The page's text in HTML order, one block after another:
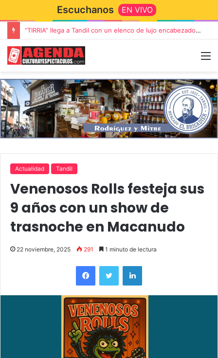
Escuchanos EN VIVO
“TIRRIA” llega a Tandil con un elenco de lujo encabezado por Capusotto, Spregelburd y Stefani
Actualidad Tandil
Venenosos Rolls festeja sus
9 años con un show de
trasnoche en Macanudo
22 noviembre, 2025 291 1 minuto de lectura